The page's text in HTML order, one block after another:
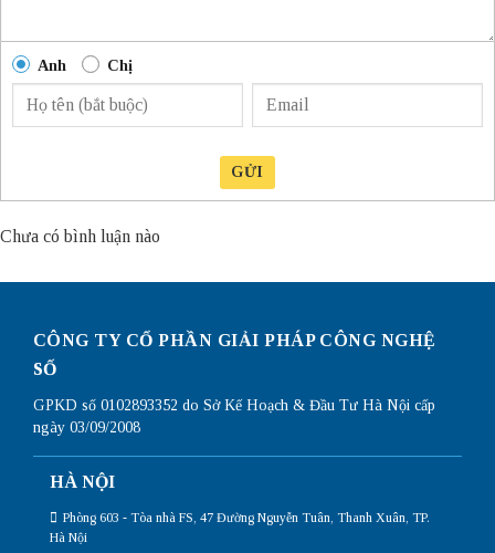
Anh Chị
GỬI
Chưa có bình luận nào
CÔNG TY CỔ PHẦN GIẢI PHÁP CÔNG NGHỆ
SỐ
GPKD số 0102893352 do Sở Kế Hoạch & Đầu Tư Hà Nội cấp
ngày 03/09/2008
HÀ NỘI
Phòng 603 - Tòa nhà FS, 47 Đường Nguyễn Tuân, Thanh Xuân, TP.
Hà Nội